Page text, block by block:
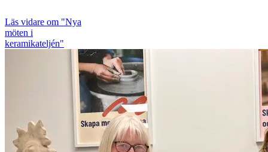
Läs vidare om "Nya
möten i
keramikateljén"